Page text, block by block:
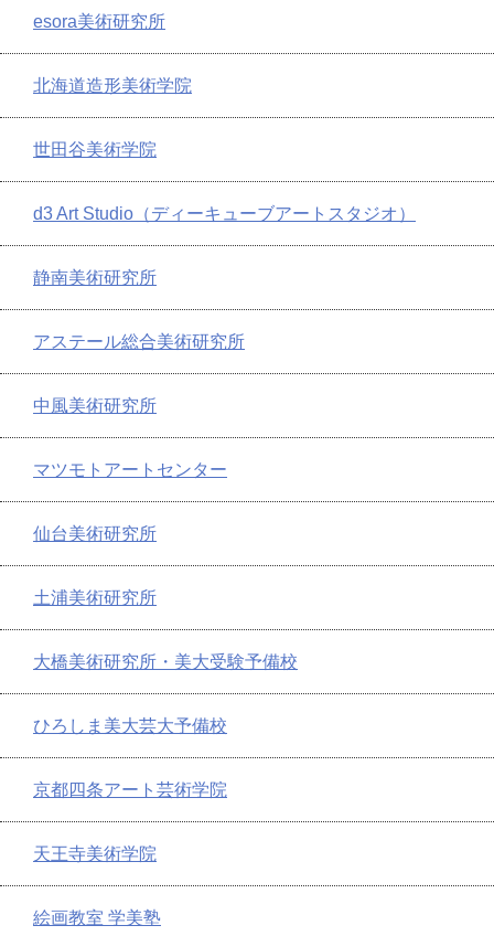
esora美術研究所
北海道造形美術学院
世田谷美術学院
d3 Art Studio（ディーキューブアートスタジオ）
静南美術研究所
アステール総合美術研究所
中風美術研究所
マツモトアートセンター
仙台美術研究所
土浦美術研究所
大橋美術研究所・美大受験予備校
ひろしま美大芸大予備校
京都四条アート芸術学院
天王寺美術学院
絵画教室 学美塾